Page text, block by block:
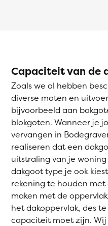
Capaciteit van de
Zoals we al hebben
diverse maten en
bijvoorbeeld aan
blokgoten. Wanneer je
vervangen in
realiseren dat een
uitstraling van je
dakgoot type je ook
rekening te houden
maken met de
het dakoppervlak, des
capaciteit moet zijn. Wij